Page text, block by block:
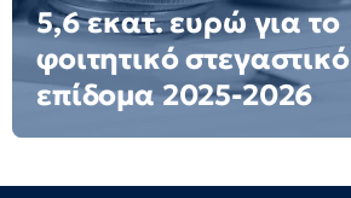
5,6 εκατ. ευρώ για το
φοιτητικό στεγαστικό
επίδομα 2025-2026